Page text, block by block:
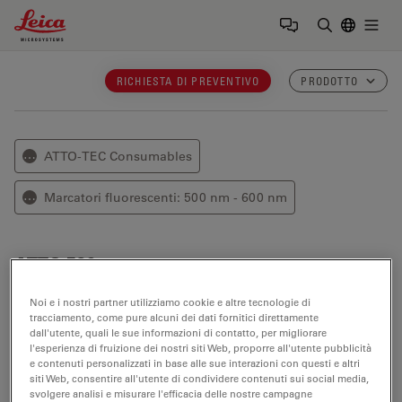
Leica Microsystems Logo
RICHIESTA DI PREVENTIVO PRODOTTO
⋯ ATTO-TEC Consumables
⋯ Marcatori fluorescenti: 500 nm - 600 nm
ATTO 520
ATTO 520è un'etichetta fluorescente innovativa
correlata al noto colorante rodamina 6G.
Proprietà ottiche
Noi e i nostri partner utilizziamo cookie e altre tecnologie di
tracciamento, come pure alcuni dei dati fornitici direttamente
dall'utente, quali le sue informazioni di contatto, per migliorare
l'esperienza di fruizione dei nostri siti Web, proporre all'utente pubblicità
e contenuti personalizzati in base alle sue interazioni con questi e altri
siti Web, consentire all'utente di condividere contenuti sui social media,
svolgere analisi e misurare l'efficacia delle nostre campagne